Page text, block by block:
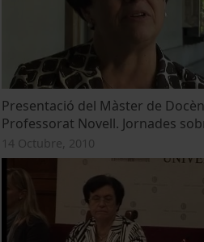
Presentació del Màster de
Professorat Novell. Jornades
14 Octubre, 2010